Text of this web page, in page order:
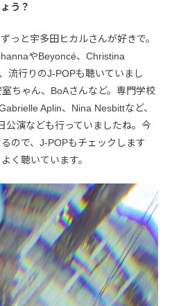
う？
っと宇多田ヒカルさんが好きで。
やBeyoncé、Christina
流行りのJ-POPも聴いていまし
ちゃん、BoAさんなど。専門学校
Aplin、Nina Nesbittなど、
公演なども行っていましたね。今
ので、J-POPもチェックします
く聴いています。